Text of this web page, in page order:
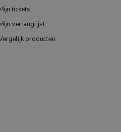
tickets
verlanglijst
producten